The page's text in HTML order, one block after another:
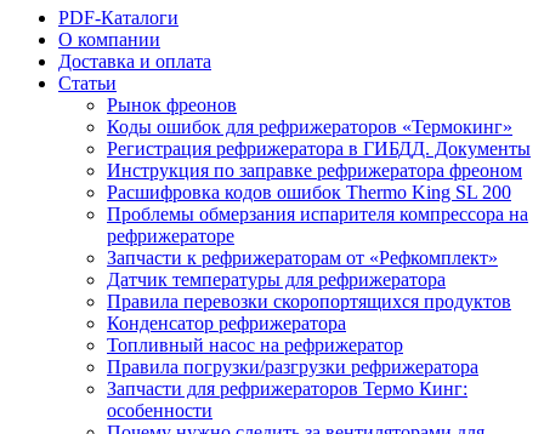
PDF-Каталоги
О компании
Доставка и оплата
Статьи
Рынок фреонов
Коды ошибок для рефрижераторов «Термокинг»
Регистрация рефрижератора в ГИБДД. Документы
Инструкция по заправке рефрижератора фреоном
Расшифровка кодов ошибок Thermo King SL 200
Проблемы обмерзания испарителя компрессора на
рефрижераторе
Запчасти к рефрижераторам от «Рефкомплект»
Датчик температуры для рефрижератора
Правила перевозки скоропортящихся продуктов
Конденсатор рефрижератора
Топливный насос на рефрижератор
Правила погрузки/разгрузки рефрижератора
Запчасти для рефрижераторов Термо Кинг:
особенности